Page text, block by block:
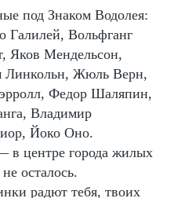
под Знаком Водолея:
Галилей, Вольфганг
Яков Мендельсон,
Линкольн, Жюль Верн,
Федор Шаляпин,
Владимир
Йоко Оно.
в центре города жилых
осталось.
радют тебя, твоих